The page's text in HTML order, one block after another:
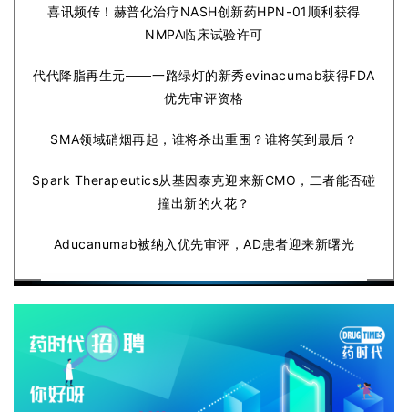
喜讯频传！赫普化治疗NASH创新药HPN-01顺利获得
NMPA临床试验许可
代代降脂再生元——一路绿灯的新秀evinacumab获得FDA
优先审评资格
SMA领域硝烟再起，谁将杀出重围？谁将笑到最后？
Spark Therapeutics从基因泰克迎来新CMO，二者能否碰
撞出新的火花？
Aducanumab被纳入优先审评，AD患者迎来新曙光